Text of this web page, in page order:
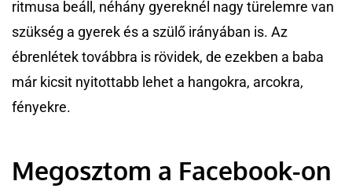
ritmusa beáll, néhány gyereknél nagy türelemre van
szükség a gyerek és a szülő irányában is. Az
ébrenlétek továbbra is rövidek, de ezekben a baba
már kicsit nyitottabb lehet a hangokra, arcokra,
fényekre.
Megosztom a Facebook-on